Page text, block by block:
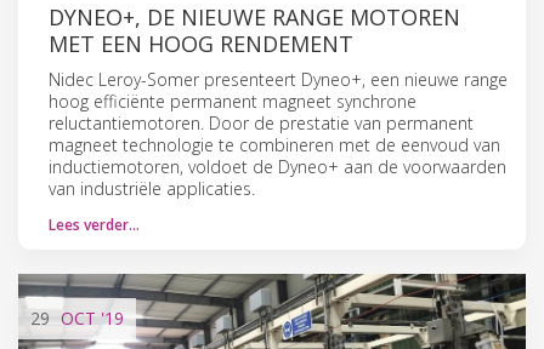
DYNEO+, DE NIEUWE RANGE MOTOREN
MET EEN HOOG RENDEMENT
Nidec Leroy-Somer presenteert Dyneo+, een nieuwe range
hoog efficiënte permanent magneet synchrone
reluctantiemotoren. Door de prestatie van permanent
magneet technologie te combineren met de eenvoud van
inductiemotoren, voldoet de Dyneo+ aan de voorwaarden
van industriële applicaties.
Lees verder…
29 OCT '19